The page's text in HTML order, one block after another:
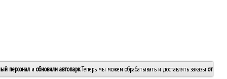
персонал и обновили автопарк. Теперь мы можем обрабатывать и доставлять заказы от